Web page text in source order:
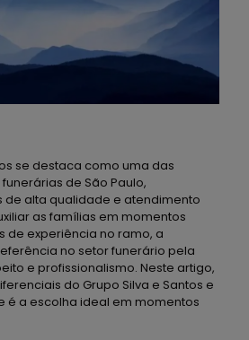
se destaca como uma das
de São Paulo,
de alta qualidade e atendimento
as famílias em momentos
de experiência no ramo, a
no setor funerário pela
e profissionalismo. Neste artigo,
do Grupo Silva e Santos e
é a escolha ideal em momentos